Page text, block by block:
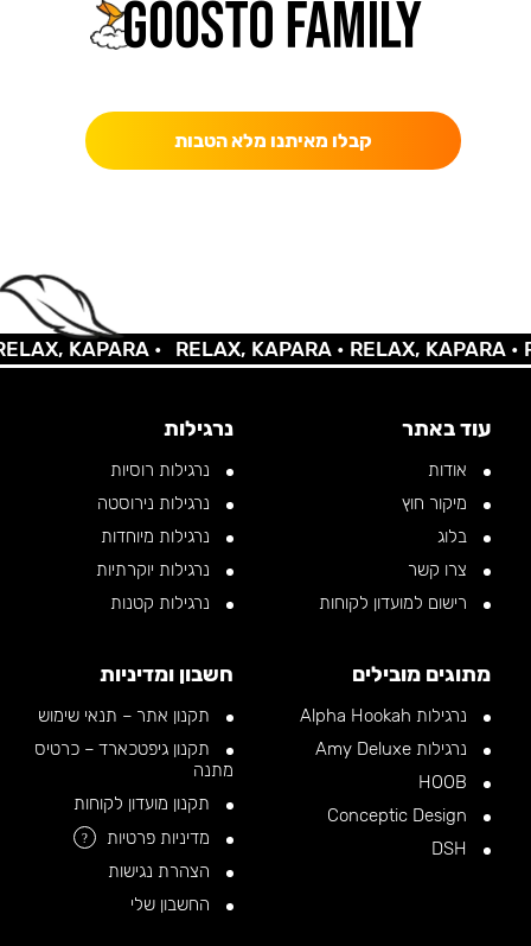
קבלו מאיתנו מלא הטבות
KAPARA • RELAX, KAPARA •RELAX, KAPARA •
עוד באתר
אודות
מיקור חוץ
בלוג
צרו קשר
רישום למועדון לקוחות
נרגילות
נרגילות רוסיות
נרגילות נירוסטה
נרגילות מיוחדות
נרגילות יוקרתיות
נרגילות קטנות
מתוגים מובילים
נרגילות Alpha Hookah
נרגילות Amy Deluxe
חשבון ומדיניות
תקנון אתר – תנאי שימוש
תקנון גיפטכארד – כרטיס
מתנה
תקנון מועדון לקוחות
מדיניות פרטיות
?
הצהרת נגישות
החשבון שלי